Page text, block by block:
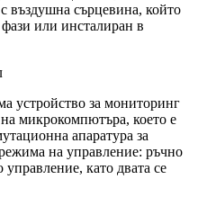
въздушна сърцевина, който
или инсталиран в
устройство за мониторинг
микрокомпютъра, което е
апаратура за
на управление: ръчно
като двата се